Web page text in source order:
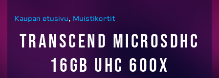
Kaupan etusivu, Muistikortit
Transcend microSDHC
16GB UHC 600x